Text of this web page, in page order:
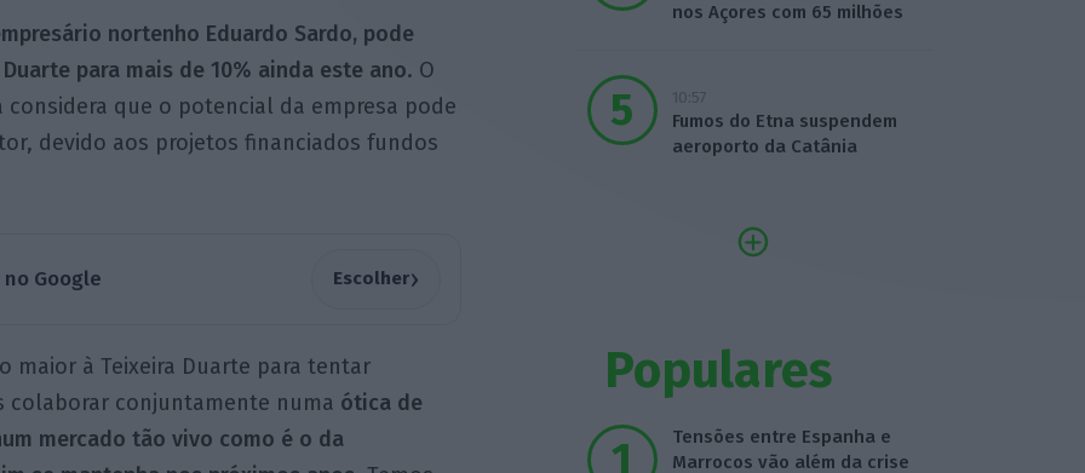
nortenho Eduardo Sardo, pode
para mais de 10% ainda este ano. O
considera que o potencial da empresa pode
devido aos projetos financiados fundos
Google Escolher›
maior à Teixeira Duarte para tentar
colaborar conjuntamente numa ótica de
mercado tão vivo como é o da
nos Açores com 65 milhões
10:57
Fumos do Etna suspendem
aeroporto da Catânia
Populares
Tensões entre Espanha e
Marrocos vão além da crise